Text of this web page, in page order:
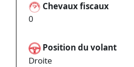
Chevaux fiscaux
0
Position du volant
Droite